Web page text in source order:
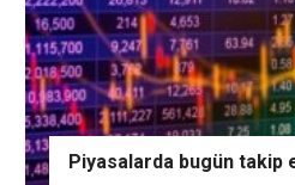
Piyasalarda bugün